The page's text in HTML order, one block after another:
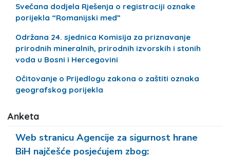
Svečana dodjela Rješenja o registraciji oznake
porijekla “Romanijski med”
Održana 24. sjednica Komisija za priznavanje
prirodnih mineralnih, prirodnih izvorskih i stonih
voda u Bosni i Hercegovini
Očitovanje o Prijedlogu zakona o zaštiti oznaka
geografskog porijekla
Anketa
Web stranicu Agencije za sigurnost hrane
BiH najčešće posjećujem zbog: